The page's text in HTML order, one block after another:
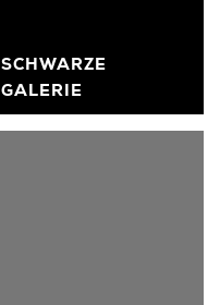
SCHWARZE
GALERIE